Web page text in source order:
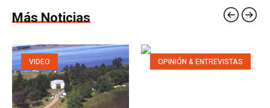
Más Noticias
VIDEO OPINIÓN & ENTREVISTAS